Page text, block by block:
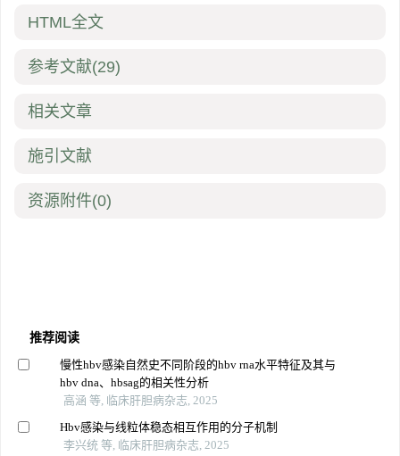
HTML全文
参考文献(29)
相关文章
施引文献
资源附件(0)
推荐阅读
慢性hbv感染自然史不同阶段的hbv rna水平特征及其与
hbv dna、hbsag的相关性分析
高涵 等, 临床肝胆病杂志, 2025
Hbv感染与线粒体稳态相互作用的分子机制
李兴统 等, 临床肝胆病杂志, 2025